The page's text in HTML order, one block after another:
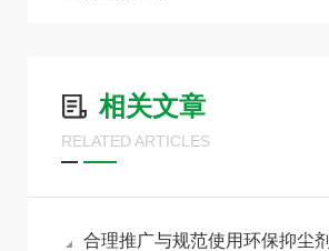
相关文章
RELATED ARTICLES
合理推广与规范使用环保抑尘剂助力各行业扬尘达标治理